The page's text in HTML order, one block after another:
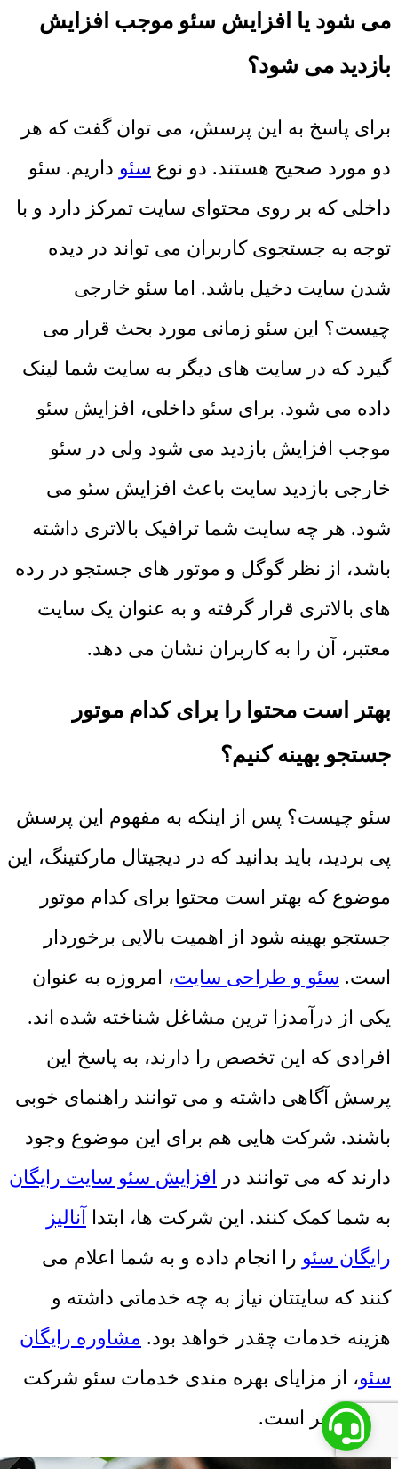
می شود یا افزایش سئو موجب افزایش
بازدید می شود؟
برای پاسخ به این پرسش، می توان گفت که هر
دو مورد صحیح هستند. دو نوع سئو داریم. سئو
داخلی که بر روی محتوای سایت تمرکز دارد و با
توجه به جستجوی کاربران می تواند در دیده
شدن سایت دخیل باشد. اما سئو خارجی
چیست؟ این سئو زمانی مورد بحث قرار می
گیرد که در سایت های دیگر به سایت شما لینک
داده می شود. برای سئو داخلی، افزایش سئو
موجب افزایش بازدید می شود ولی در سئو
خارجی بازدید سایت باعث افزایش سئو می
شود. هر چه سایت شما ترافیک بالاتری داشته
باشد، از نظر گوگل و موتور های جستجو در رده
های بالاتری قرار گرفته و به عنوان یک سایت
معتبر، آن را به کاربران نشان می دهد.
بهتر است محتوا را برای کدام موتور
جستجو بهینه کنیم؟
سئو چیست؟ پس از اینکه به مفهوم این پرسش
پی بردید، باید بدانید که در دیجیتال مارکتینگ، این
موضوع که بهتر است محتوا برای کدام موتور
جستجو بهینه شود از اهمیت بالایی برخوردار
است. سئو و طراحی سایت، امروزه به عنوان
یکی از درآمدزا ترین مشاغل شناخته شده اند.
افرادی که این تخصص را دارند، به پاسخ این
پرسش آگاهی داشته و می توانند راهنمای خوبی
باشند. شرکت هایی هم برای این موضوع وجود
دارند که می توانند در افزایش سئو سایت رایگان
به شما کمک کنند. این شرکت ها، ابتدا آنالیز
رایگان سئو را انجام داده و به شما اعلام می
کنند که سایتتان نیاز به چه خدماتی داشته و
هزینه خدمات چقدر خواهد بود. مشاوره رایگان
سئو، از مزایای بهره مندی خدمات سئو شرکت
های معتبر است.